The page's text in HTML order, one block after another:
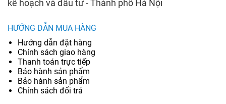
kế hoạch và đầu tư - Thành phố Hà Nội
HƯỚNG DẪN MUA HÀNG
Hướng dẫn đặt hàng
Chính sách giao hàng
Thanh toán trực tiếp
Bảo hành sản phẩm
Bảo hành sản phẩm
Chính sách đổi trả